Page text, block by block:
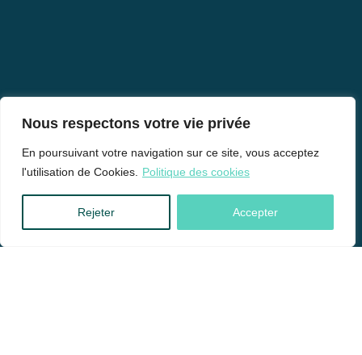
Nous respectons votre vie privée
En poursuivant votre navigation sur ce site, vous acceptez
l'utilisation de Cookies.
Politique des cookies
Rejeter Accepter